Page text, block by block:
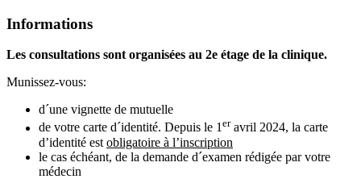
Informations
Les consultations sont organisées au 2e étage de la clinique.
Munissez-vous:
d´une vignette de mutuelle
de votre carte d´identité. Depuis le 1eravril 2024, la carte
d’identité est obligatoire à l’inscription
le cas échéant, de la demande d´examen rédigée par votre
médecin